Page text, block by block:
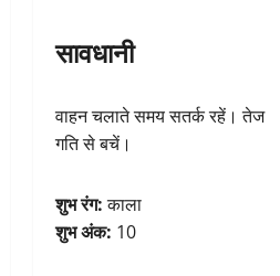
सावधानी
वाहन चलाते समय सतर्क रहें। तेज
गति से बचें।
शुभ रंग:काला
शुभ अंक: 10